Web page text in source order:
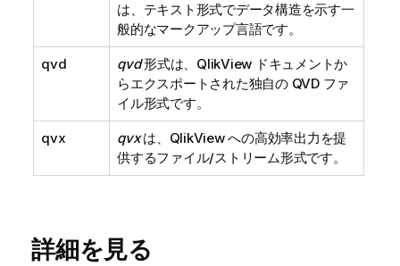
は、テキスト形式でデータ構造を示す一
般的なマークアップ言語です。
qvd qvd形式は、 QlikView ドキュメントか
らエクスポートされた独自の QVDファ
イル形式です。
qvx qvxは、 QlikViewへの高効率出力を提
供するファイル/ストリーム形式です。
詳細を見る